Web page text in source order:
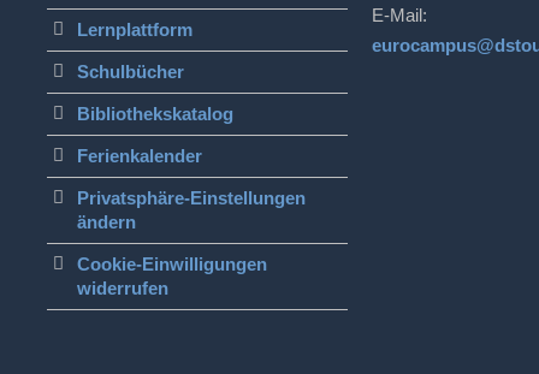
Lernplattform
Schulbücher
Bibliothekskatalog
Ferienkalender
Privatsphäre-Einstellungen
ändern
Cookie-Einwilligungen
widerrufen
E-Mail: